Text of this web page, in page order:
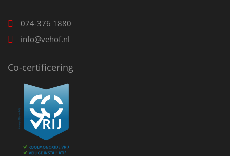
074-376 1880
info@vehof.nl
Co-certificering